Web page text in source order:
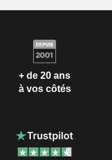
+ de 20 ans
à vos côtés